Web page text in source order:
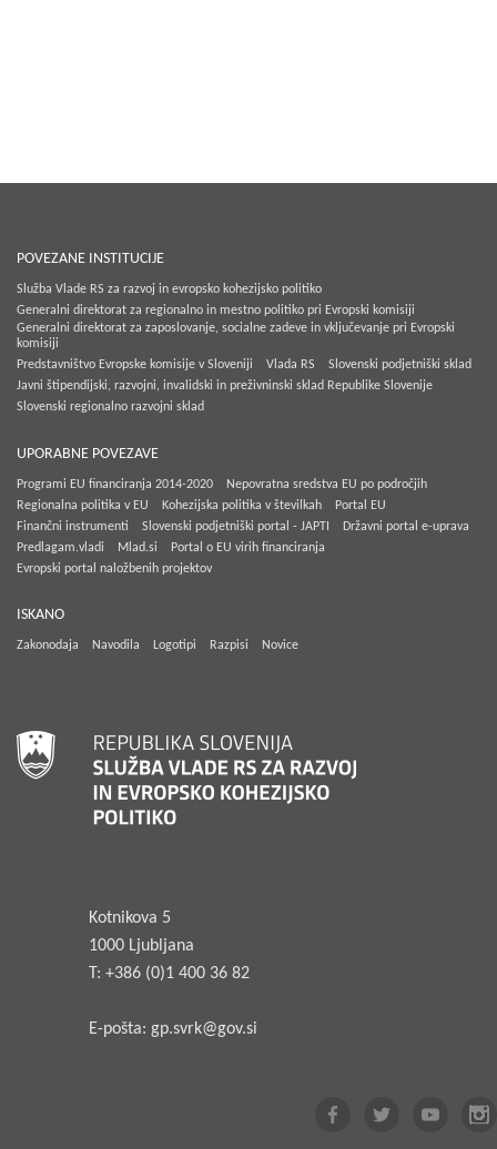
POVEZANE INSTITUCIJE
Služba Vlade RS za razvoj in evropsko kohezijsko politiko
Generalni direktorat za regionalno in mestno politiko pri Evropski komisiji
Generalni direktorat za zaposlovanje, socialne zadeve in vključevanje pri Evropski
komisiji
Predstavništvo Evropske komisije v Sloveniji
Vlada RS
Slovenski podjetniški sklad
Javni štipendijski, razvojni, invalidski in preživninski sklad Republike Slovenije
Slovenski regionalno razvojni sklad
UPORABNE POVEZAVE
Programi EU financiranja 2014-2020
Nepovratna sredstva EU po področjih
Regionalna politika v EU
Kohezijska politika v številkah
Portal EU
Finančni instrumenti
Slovenski podjetniški portal - JAPTI
Državni portal e-uprava
Predlagam.vladi
Mlad.si
Portal o EU virih financiranja
Evropski portal naložbenih projektov
ISKANO
Zakonodaja Navodila Logotipi Razpisi Novice
Kotnikova 5
1000 Ljubljana
T: +386 (0)1 400 36 82
E-pošta: gp.svrk@gov.si